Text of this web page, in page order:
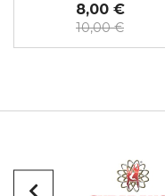
8,00 €
10,00 €